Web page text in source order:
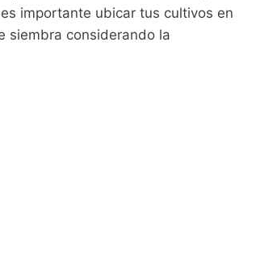
importante ubicar tus cultivos en
siembra considerando la